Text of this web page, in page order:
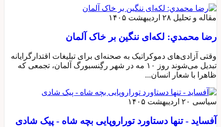
مقاله و تحلیل ۲۸ اردیبهشت ۱۴۰۵
رضا محمدي: لکه‌ای ننگین بر خاک آلمان
وقتی آزادی‌های دموکراتیک به صحنه‌ای برای تبلیغات اقتدارگرایانه
تبدیل می‌شوند روز ۱۰ مه در شهر رگِنسبورگ آلمان، تجمعی که
ظاهرا با شعار انسان‌...
سیاسی ۲۰ اردیبهشت ۱۴۰۵
آفساید - تنها دستاورد توراروپایی بچه شاه - پیک شادی